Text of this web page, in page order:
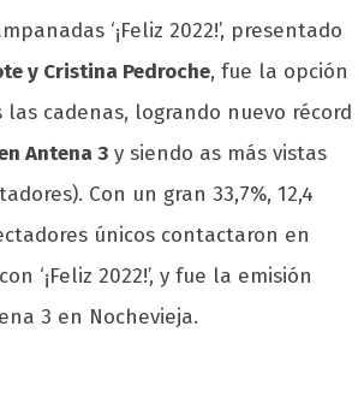
‘¡Feliz 2022!’, presentado
y Cristina Pedroche, fue la opción
cadenas, logrando nuevo récord
Antena 3 y siendo as más vistas
Con un gran 33,7%, 12,4
únicos contactaron en
‘¡Feliz 2022!’, y fue la emisión
3 en Nochevieja.